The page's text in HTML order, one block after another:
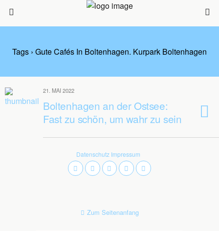
Tags › Gute Cafés In Boltenhagen. Kurpark Boltenhagen
21. MAI 2022
Boltenhagen an der Ostsee:
Fast zu schön, um wahr zu sein
Datenschutz Impressum
Zum Seitenanfang